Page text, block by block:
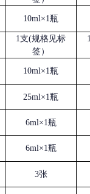
10ml×1瓶
1支(规格见标
签）
10ml×1瓶
25ml×1瓶
6ml×1瓶
6ml×1瓶
3张